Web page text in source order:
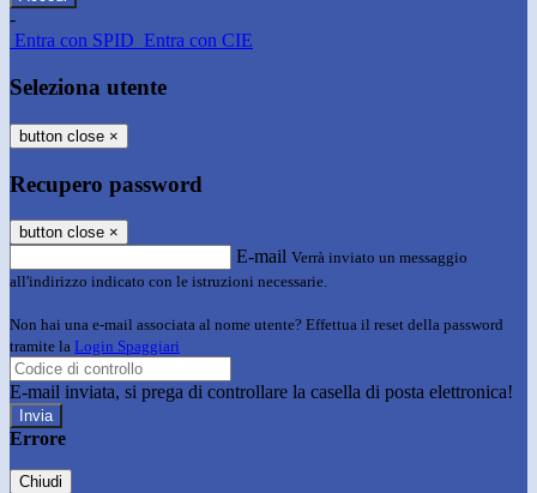
-
Entra con SPID Entra con CIE
Seleziona utente
button close ×
Recupero password
button close ×
E-mail Verrà inviato un messaggio
all'indirizzo indicato con le istruzioni necessarie.
Non hai una e-mail associata al nome utente? Effettua il reset della password
tramite la Login Spaggiari
E-mail inviata, si prega di controllare la casella di posta elettronica!
Errore
Chiudi